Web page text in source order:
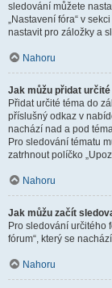
sledování můžete
„Nastavení fóra“ v
nastavit pro záložky a
Nahoru
Jak můžu přidat
Přidat určité téma do
příslušný odkaz v
nachází nad a pod
Pro sledování tématu
zatrhnout políčko
Nahoru
Jak můžu začít
Pro sledování určitého
fórum“, který se
Nahoru